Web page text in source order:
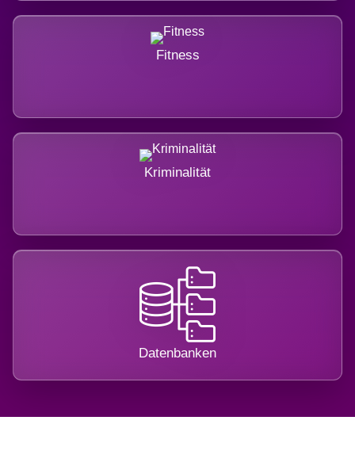
Fitness
Kriminalität
Datenbanken